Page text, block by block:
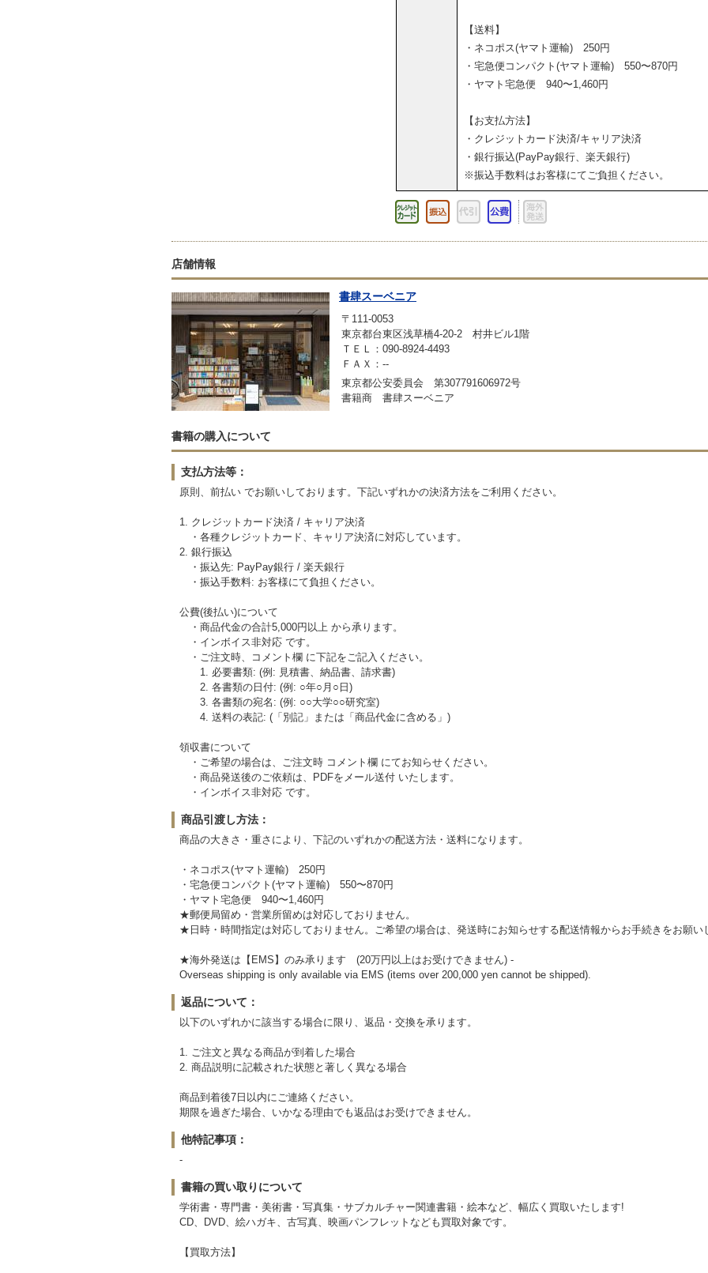
【送料】
・ネコポス(ヤマト運輸) 250円
・宅急便コンパクト(ヤマト運輸) 550〜870円
・ヤマト宅急便 940〜1,460円
【お支払方法】
・クレジットカード決済/キャリア決済
・銀行振込(PayPay銀行、楽天銀行)
※振込手数料はお客様にてご負担ください。
店舗情報
書肆スーベニア
〒111-0053
東京都台東区浅草橋4-20-2 村井ビル1階
ＴＥＬ：090-8924-4493
ＦＡＸ：--
東京都公安委員会 第307791606972号
書籍商 書肆スーベニア
書籍の購入について
支払方法等：
原則、前払い でお願いしております。下記いずれかの決済方法をご利用ください。
1. クレジットカード決済 / キャリア決済
・各種クレジットカード、キャリア決済に対応しています。
2. 銀行振込
・振込先: PayPay銀行 / 楽天銀行
・振込手数料: お客様にて負担ください。
公費(後払い)について
・商品代金の合計5,000円以上 から承ります。
・インボイス非対応 です。
・ご注文時、コメント欄 に下記をご記入ください。
1. 必要書類: (例: 見積書、納品書、請求書)
2. 各書類の日付: (例: ○年○月○日)
3. 各書類の宛名: (例: ○○大学○○研究室)
4. 送料の表記: (「別記」または「商品代金に含める」)
領収書について
・ご希望の場合は、ご注文時 コメント欄 にてお知らせください。
・商品発送後のご依頼は、PDFをメール送付 いたします。
・インボイス非対応 です。
商品引渡し方法：
商品の大きさ・重さにより、下記のいずれかの配送方法・送料になります。
・ネコポス(ヤマト運輸) 250円
・宅急便コンパクト(ヤマト運輸) 550〜870円
・ヤマト宅急便 940〜1,460円
★郵便局留め・営業所留めは対応しておりません。
★日時・時間指定は対応しておりません。ご希望の場合は、発送時にお知らせする配送情報からお手続きをお願い
★海外発送は【EMS】のみ承ります (20万円以上はお受けできません) -
Overseas shipping is only available via EMS (items over 200,000 yen cannot be shipped).
返品について：
以下のいずれかに該当する場合に限り、返品・交換を承ります。
1. ご注文と異なる商品が到着した場合
2. 商品説明に記載された状態と著しく異なる場合
商品到着後7日以内にご連絡ください。
期限を過ぎた場合、いかなる理由でも返品はお受けできません。
他特記事項：
-
書籍の買い取りについて
学術書・専門書・美術書・写真集・サブカルチャー関連書籍・絵本など、幅広く買取いたします!
CD、DVD、絵ハガキ、古写真、映画パンフレットなども買取対象です。
【買取方法】